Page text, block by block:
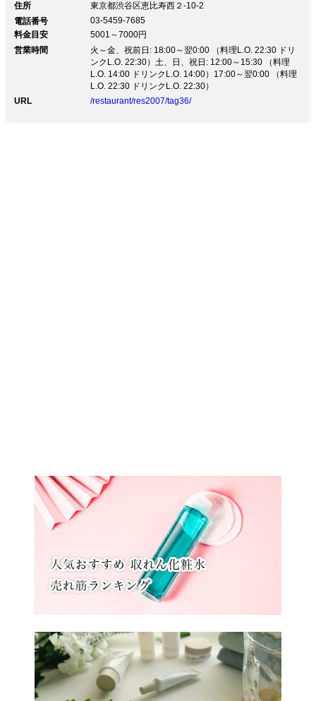
住所
東京都渋谷区恵比寿西２-10-2
電話番号
03-5459-7685
料金目安
5001～7000円
営業時間
火～金、祝前日: 18:00～翌0:00 （料理L.O. 22:30 ドリ
ンクL.O. 22:30）土、日、祝日: 12:00～15:30 （料理
L.O. 14:00 ドリンクL.O. 14:00）17:00～翌0:00 （料理
L.O. 22:30 ドリンクL.O. 22:30）
URL
/restaurant/res2007/tag36/